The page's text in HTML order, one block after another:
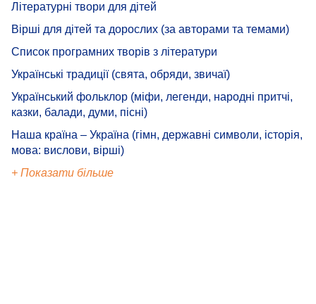
Літературні твори для дітей
Вірші для дітей та дорослих (за авторами та темами)
Список програмних творів з літератури
Українські традиції (свята, обряди, звичаї)
Український фольклор (міфи, легенди, народні притчі,
казки, балади, думи, пісні)
Наша країна – Україна (гімн, державні символи, історія,
мова: вислови, вірші)
+ Показати більше